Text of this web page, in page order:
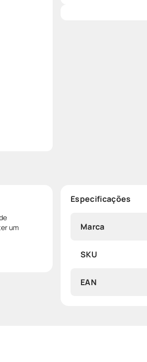
um
Especificações
Marca
SKU
EAN